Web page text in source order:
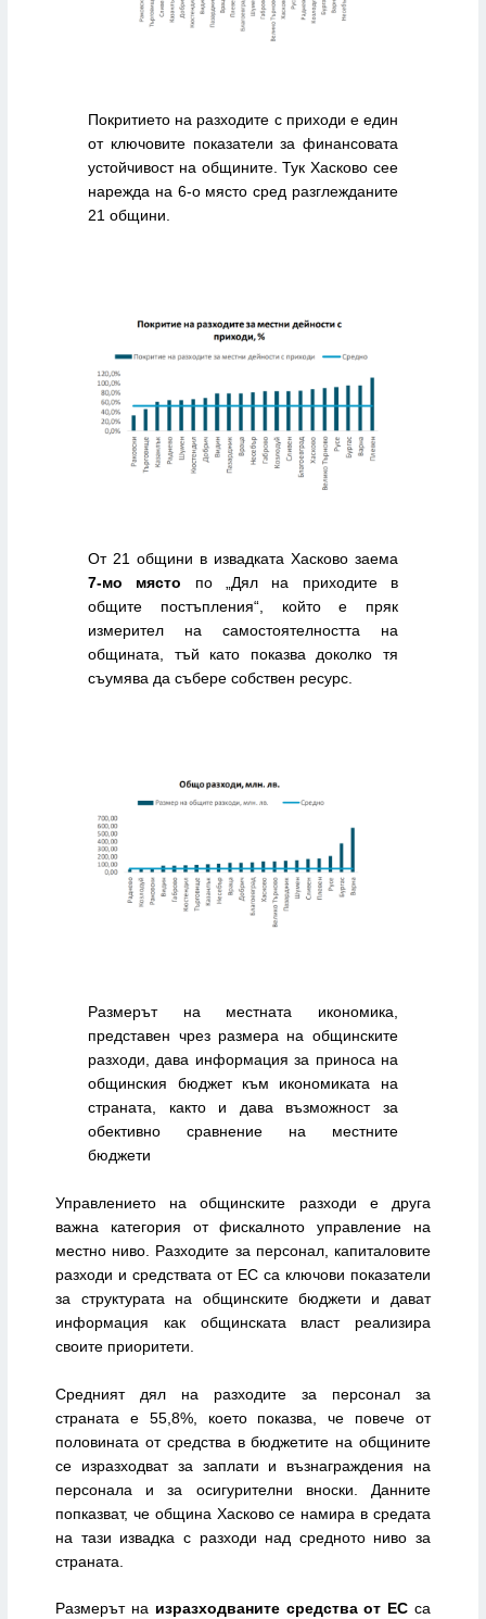
Покритието на разходите с приходи е един
от ключовите показатели за финансовата
устойчивост на общините. Тук Хасково сее
нарежда на 6-о място сред разглежданите
21 общини.
От 21 общини в извадката Хасково заема
7-мо място по „Дял на приходите в
общите постъпления“, който е пряк
измерител на самостоятелността на
общината, тъй като показва доколко тя
съумява да събере собствен ресурс.
Размерът на местната икономика,
представен чрез размера на общинските
разходи, дава информация за приноса на
общинския бюджет към икономиката на
страната, както и дава възможност за
обективно сравнение на местните
бюджети
Управлението на общинските разходи е друга
важна категория от фискалното управление на
местно ниво. Разходите за персонал, капиталовите
разходи и средствата от ЕС са ключови показатели
за структурата на общинските бюджети и дават
информация как общинската власт реализира
своите приоритети.
Средният дял на разходите за персонал за
страната е 55,8%, което показва, че повече от
половината от средства в бюджетите на общините
се изразходват за заплати и възнаграждения на
персонала и за осигурителни вноски. Данните
попказват, че община Хасково се намира в средата
на тази извадка с разходи над средното ниво за
страната.
Размерът на изразходваните средства от ЕС са